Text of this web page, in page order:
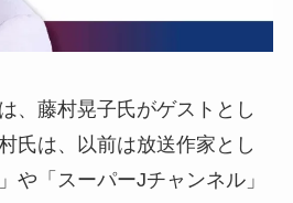
、藤村晃子氏がゲストとし
氏は、以前は放送作家とし
や「スーパーJチャンネル」